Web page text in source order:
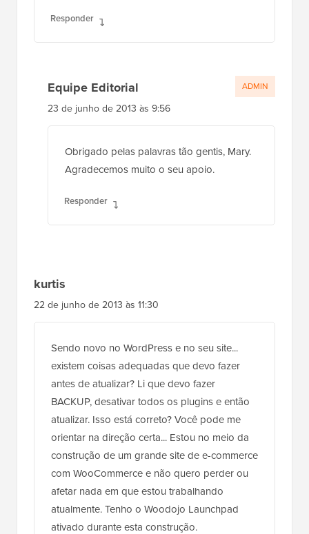
Responder
Equipe Editorial
23 de junho de 2013 às 9:56
Obrigado pelas palavras tão gentis, Mary.
Agradecemos muito o seu apoio.
Responder
ADMIN
kurtis
22 de junho de 2013 às 11:30
Sendo novo no WordPress e no seu site...
existem coisas adequadas que devo fazer
antes de atualizar? Li que devo fazer
BACKUP, desativar todos os plugins e então
atualizar. Isso está correto? Você pode me
orientar na direção certa... Estou no meio da
construção de um grande site de e-commerce
com WooCommerce e não quero perder ou
afetar nada em que estou trabalhando
atualmente. Tenho o Woodojo Launchpad
ativado durante esta construção.